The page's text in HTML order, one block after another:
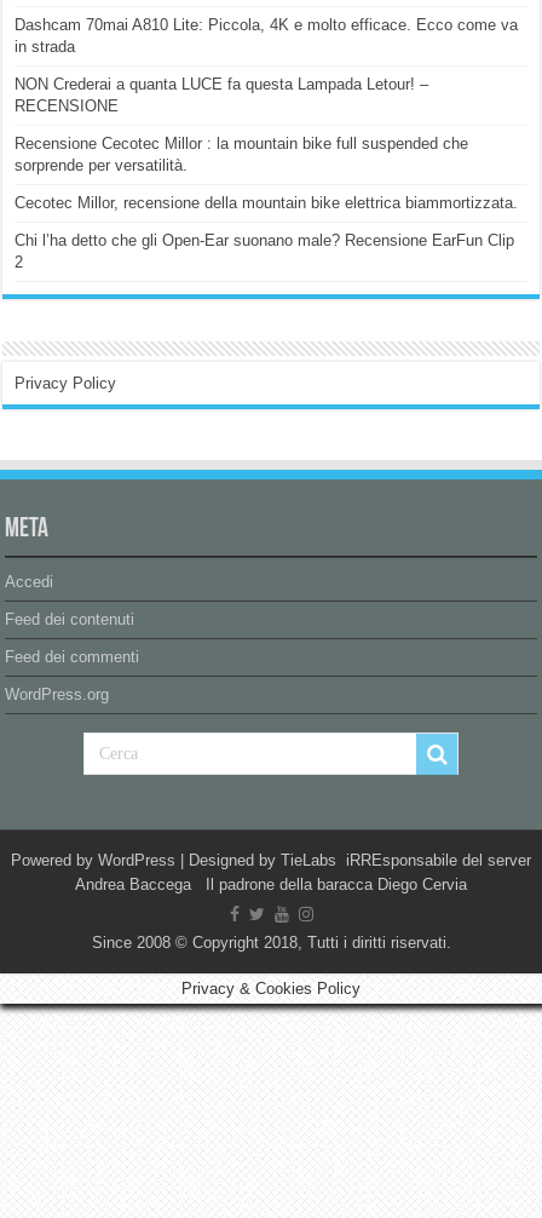
Dashcam 70mai A810 Lite: Piccola, 4K e molto efficace. Ecco come va
in strada
NON Crederai a quanta LUCE fa questa Lampada Letour! –
RECENSIONE
Recensione Cecotec Millor : la mountain bike full suspended che
sorprende per versatilità.
Cecotec Millor, recensione della mountain bike elettrica biammortizzata.
Chi l’ha detto che gli Open-Ear suonano male? Recensione EarFun Clip
2
Privacy Policy
Meta
Accedi
Feed dei contenuti
Feed dei commenti
WordPress.org
Powered by WordPress | Designed by TieLabs iRREsponsabile del server
Andrea Baccega Il padrone della baracca Diego Cervia
Since 2008 © Copyright 2018, Tutti i diritti riservati.
Privacy & Cookies Policy